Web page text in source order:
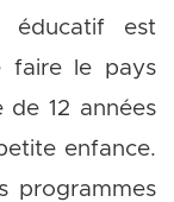
éducatif est
faire le pays
12 années
enfance.
programmes